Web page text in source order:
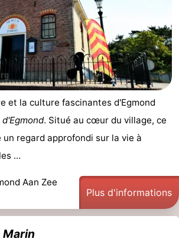
et la culture fascinantes d'Egmond
. Situé au cœur du village, ce
regard approfondi sur la vie à
...
Aan Zee
Plus d'informations
Marin